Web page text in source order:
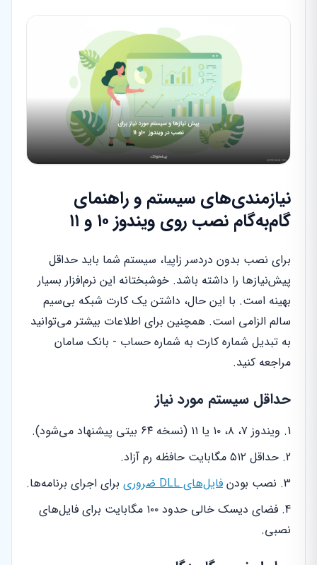
نیازمندی‌های سیستم و راهنمای
گام‌به‌گام نصب روی ویندوز ۱۰ و ۱۱
برای نصب بدون دردسر زاپیا، سیستم شما باید حداقل
پیش‌نیازها را داشته باشد. خوشبختانه این نرم‌افزار بسیار
بهینه است. با این حال، داشتن یک کارت شبکه بی‌سیم
سالم الزامی است. همچنین برای اطلاعات بیشتر می‌توانید
به تبدیل شماره کارت به شماره حساب - بانک سامان
مراجعه کنید.
حداقل سیستم مورد نیاز
ویندوز ۷، ۸، ۱۰ یا ۱۱ (نسخه ۶۴ بیتی پیشنهاد می‌شود).
حداقل ۵۱۲ مگابایت حافظه رم آزاد.
نصب بودن فایل‌های DLL ضروری
برای اجرای برنامه‌ها.
فضای دیسک خالی حدود ۱۰۰ مگابایت برای فایل‌های
نصبی.